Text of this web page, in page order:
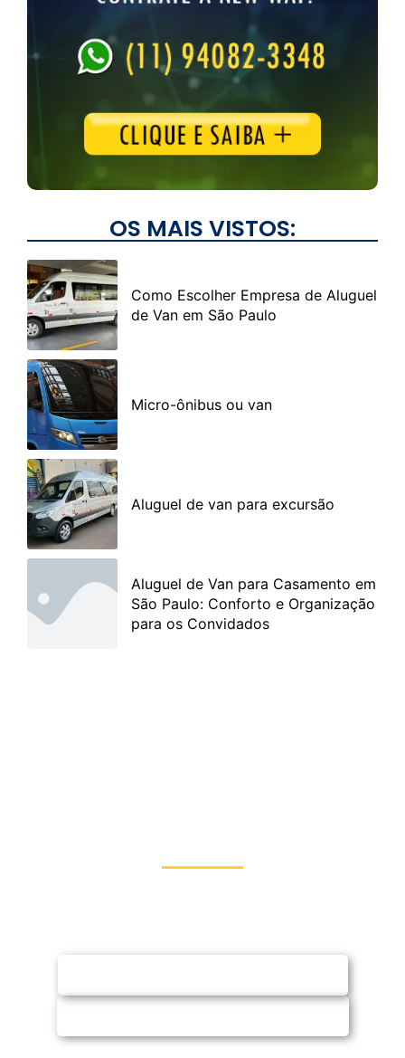
OS MAIS VISTOS:
Como Escolher Empresa de Aluguel
de Van em São Paulo
Micro-ônibus ou van
Aluguel de van para excursão
Aluguel de Van para Casamento em
São Paulo: Conforto e Organização
para os Convidados